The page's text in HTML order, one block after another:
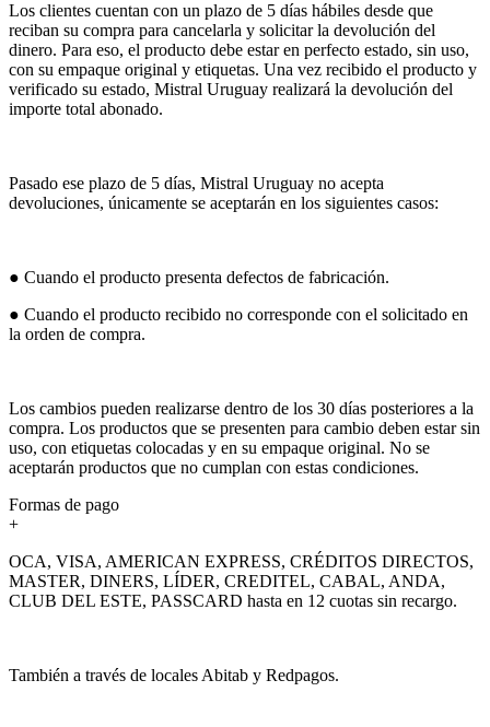
Los clientes cuentan con un plazo de 5 días hábiles desde que
reciban su compra para cancelarla y solicitar la devolución del
dinero. Para eso, el producto debe estar en perfecto estado, sin uso,
con su empaque original y etiquetas. Una vez recibido el producto y
verificado su estado, Mistral Uruguay realizará la devolución del
importe total abonado.
Pasado ese plazo de 5 días, Mistral Uruguay no acepta
devoluciones, únicamente se aceptarán en los siguientes casos:
● Cuando el producto presenta defectos de fabricación.
● Cuando el producto recibido no corresponde con el solicitado en
la orden de compra.
Los cambios pueden realizarse dentro de los 30 días posteriores a la
compra. Los productos que se presenten para cambio deben estar sin
uso, con etiquetas colocadas y en su empaque original. No se
aceptarán productos que no cumplan con estas condiciones.
Formas de pago
+
OCA, VISA, AMERICAN EXPRESS, CRÉDITOS DIRECTOS,
MASTER, DINERS, LÍDER, CREDITEL, CABAL, ANDA,
CLUB DEL ESTE, PASSCARD hasta en 12 cuotas sin recargo.
También a través de locales Abitab y Redpagos.